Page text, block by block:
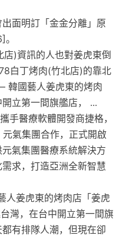
面明訂「金金分離」原
)資訊的人也對姜虎東倒
白丁烤肉(竹北店)的靠北
韓國藝人姜虎東的烤肉
立第一間旗艦店， ...
手醫療軟體開發商捷格，
氣集團合作，正式開啟
氣集團醫療系統解決方
求，打造亞洲全新智慧
人姜虎東的烤肉店「姜虎
灣，在台中開立第一間旗
有排隊人潮，但現在卻